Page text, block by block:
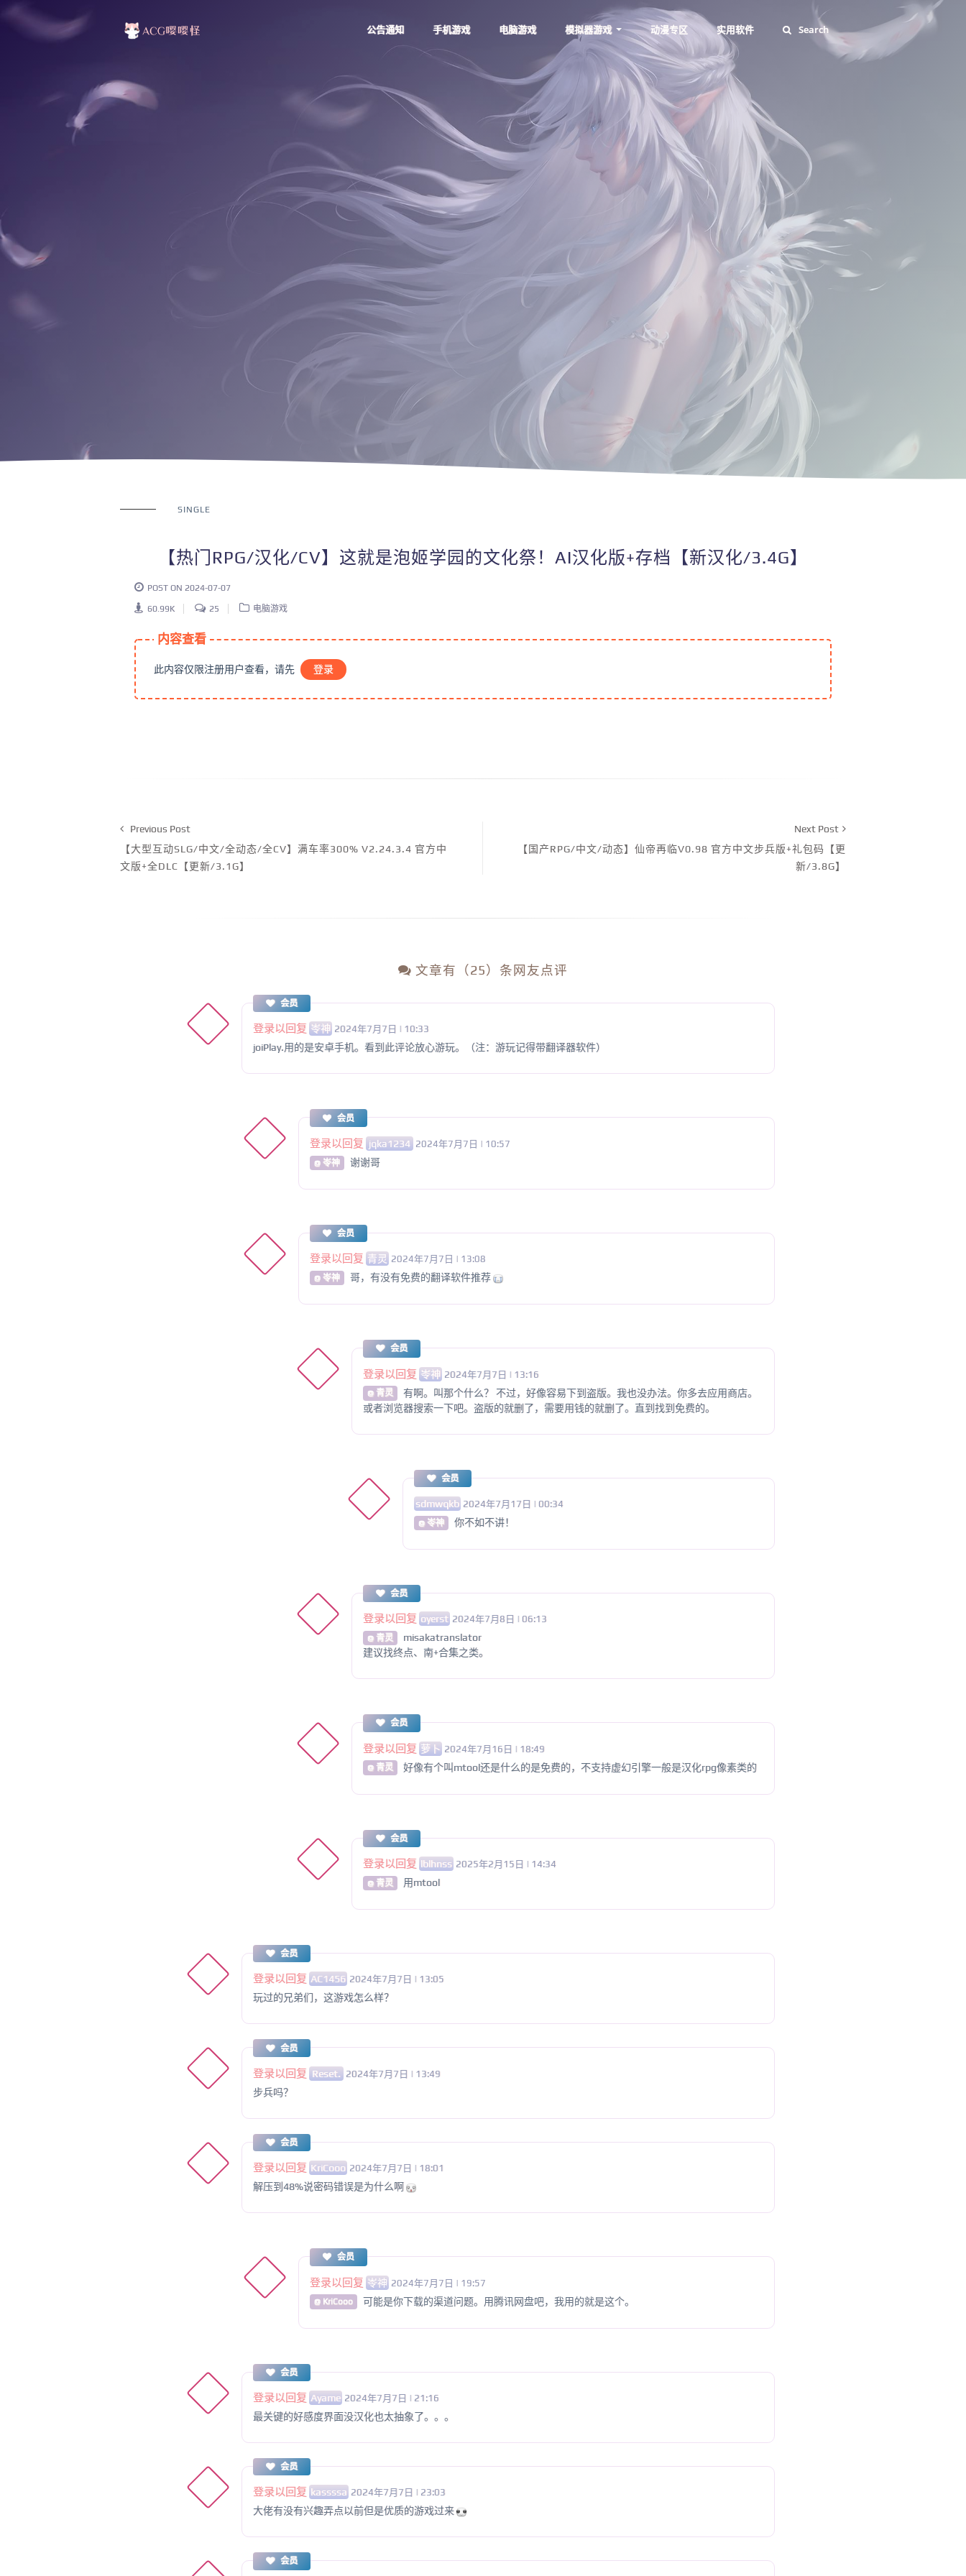
公告通知 手机游戏 电脑游戏 模拟器游戏 动漫专区 实用软件 Search
SINGLE
【热门RPG/汉化/CV】这就是泡姬学园的文化祭！AI汉化版+存档【新汉化/3.4G】
POST ON 2024-07-07
60.99K 25 电脑游戏
内容查看
此内容仅限注册用户查看，请先 登录
Previous Post
【大型互动SLG/中文/全动态/全CV】满车率300% V2.24.3.4 官方中
文版+全DLC【更新/3.1G】
Next Post
【国产RPG/中文/动态】仙帝再临V0.98 官方中文步兵版+礼包码【更
新/3.8G】
文章有（25）条网友点评
会员
登录以回复 岺神 2024年7月7日 | 10:33
joiPlay.用的是安卓手机。看到此评论放心游玩。（注：游玩记得带翻译器软件）
会员
登录以回复 jqka1234 2024年7月7日 | 10:57
@ 岺神 谢谢哥
会员
登录以回复 青灵 2024年7月7日 | 13:08
@ 岺神 哥，有没有免费的翻译软件推荐
会员
登录以回复 岺神 2024年7月7日 | 13:16
@ 青灵
有啊。叫那个什么？ 不过，好像容易下到盗版。我也没办法。你多去应用商店。
或者浏览器搜索一下吧。盗版的就删了，需要用钱的就删了。直到找到免费的。
会员
sdmwqkb 2024年7月17日 | 00:34
@ 岺神 你不如不讲！
会员
登录以回复 oyerst 2024年7月8日 | 06:13
@ 青灵
misakatranslator
建议找终点、南+合集之类。
会员
登录以回复 萝卜 2024年7月16日 | 18:49
@ 青灵 好像有个叫mtool还是什么的是免费的，不支持虚幻引擎一般是汉化rpg像素类的
会员
登录以回复 lblhnss 2025年2月15日 | 14:34
@ 青灵 用mtool
会员
登录以回复 AC1456 2024年7月7日 | 13:05
玩过的兄弟们，这游戏怎么样？
会员
登录以回复 Reset. 2024年7月7日 | 13:49
步兵吗？
会员
登录以回复 KriCooo 2024年7月7日 | 18:01
解压到48%说密码错误是为什么啊
会员
登录以回复 岺神 2024年7月7日 | 19:57
@ KriCooo 可能是你下载的渠道问题。用腾讯网盘吧，我用的就是这个。
会员
登录以回复 Ayame 2024年7月7日 | 21:16
最关键的好感度界面没汉化也太抽象了。。。
会员
登录以回复 kassssa 2024年7月7日 | 23:03
大佬有没有兴趣弄点以前但是优质的游戏过来
会员